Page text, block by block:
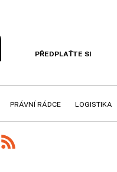
PŘEDPLAŤTE SI
PRÁVNÍ RÁDCE LOGISTIKA